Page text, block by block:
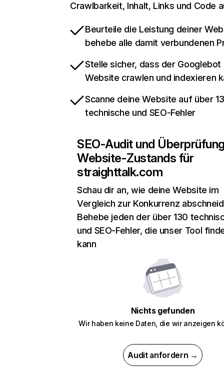
Crawlbarkeit, Inhalt, Links und Code
Beurteile die Leistung deiner
behebe alle damit verbundenen
Stelle sicher, dass der Googlebot
Website crawlen und indexieren
Scanne deine Website auf über
technische und SEO-Fehler
SEO-Audit und
Website-Zustands für
straighttalk.com
Schau dir an, wie deine Website im
Vergleich zur Konkurrenz
Behebe jeden der über 130
und SEO-Fehler, die unser Tool
kann
Nichts gefunden
Wir haben keine Daten, die wir anzeigen
Audit anfordern →